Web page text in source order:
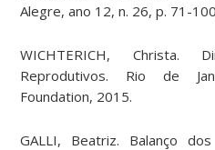
Alegre, ano 12, n. 26, p. 71-
WICHTERICH, Christa.
Reprodutivos. Rio de
Foundation, 2015.
GALLI, Beatriz. Balanço